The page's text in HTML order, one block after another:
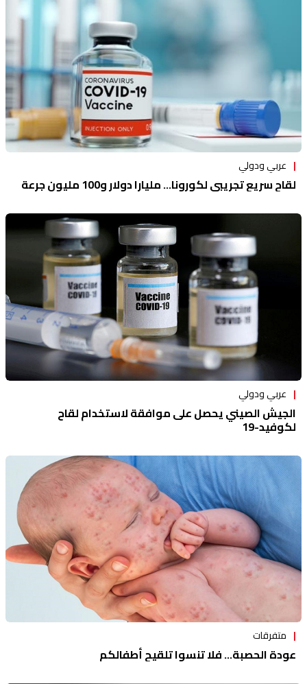
عربي ودولي
لقاح سريع تجريبي لكورونا... مليارا دولار و100 مليون جرعة
عربي ودولي
الجيش الصيني يحصل على موافقة لاستخدام لقاح
لكوفيد-19
متفرقات
عودة الحصبة... فلا تنسوا تلقيح أطفالكم